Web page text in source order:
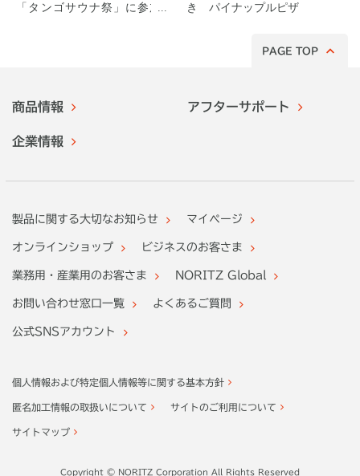
「タンゴサウナ祭」に参加し
き パイナップルピザ
PAGE TOP
商品情報 アフターサポート
企業情報
製品に関する大切なお知らせ マイページ
オンラインショップ ビジネスのお客さま
業務用・産業用のお客さま NORITZ Global
お問い合わせ窓口一覧 よくあるご質問
公式SNSアカウント
個人情報および特定個人情報等に関する基本方針
匿名加工情報の取扱いについて サイトのご利用について
サイトマップ
Copyright © NORITZ Corporation All Rights Reserved